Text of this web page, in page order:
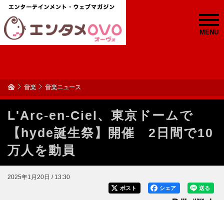
MENU
音楽 音楽ニュース
L'Arc-en-Ciel、東京ドームで
【hyde誕生祭】開催 2日間で10
万人を動員
2025年1月20日 / 13:30
送る
シェア
ポスト